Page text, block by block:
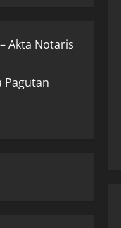
Akta Notaris
Pagutan